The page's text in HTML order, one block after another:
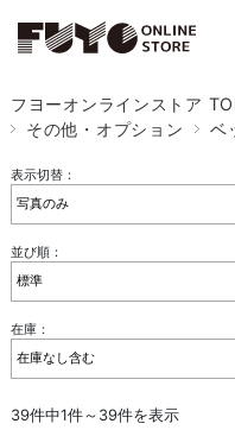
フヨーオンラインストア
その他・オプション
ベ
表示切替：
並び順：
在庫：
39件中1件～39件を表示